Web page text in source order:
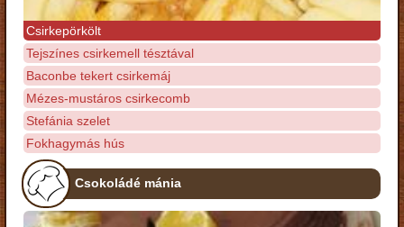
Csirkepörkölt
Tejszínes csirkemell tésztával
Baconbe tekert csirkemáj
Mézes-mustáros csirkecomb
Stefánia szelet
Fokhagymás hús
Csokoládé mánia